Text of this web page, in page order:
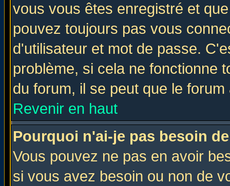
vous vous êtes enregistré et
pouvez toujours pas vous
d'utilisateur et mot de passe.
problème, si cela ne fonctionne
du forum, il se peut que le
Revenir en haut
Pourquoi n'ai-je pas besoin
Vous pouvez ne pas en avoir
si vous avez besoin ou non de